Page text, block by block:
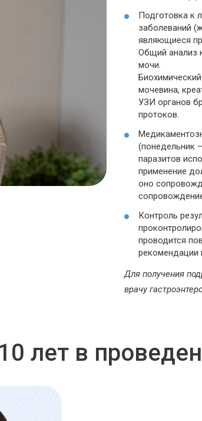
Подготовка к
заболеваний
являющиеся
Общий анализ
мочи.
мочевина,
УЗИ органов
протоков.
(понедельник
паразитов
применение
оно
Контроль
проводится
рекомендации
Для получения
врачу
лет в